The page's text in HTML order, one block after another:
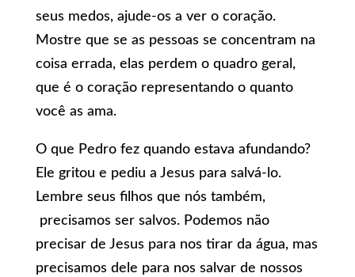
seus medos, ajude-os a ver o coração.
Mostre que se as pessoas se concentram na
coisa errada, elas perdem o quadro geral,
que é o coração representando o quanto
você as ama.
O que Pedro fez quando estava afundando?
Ele gritou e pediu a Jesus para salvá-lo.
Lembre seus filhos que nós também,
precisamos ser salvos. Podemos não
precisar de Jesus para nos tirar da água, mas
precisamos dele para nos salvar de nossos